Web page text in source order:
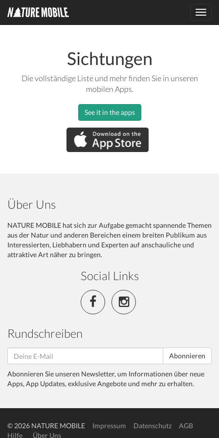
Sichtungen
Die vollständige Liste und mehr finden Sie in unseren
mobilen Apps.
See it in the apps
Über Uns
NATURE MOBILE hat sich zur Aufgabe gemacht spannende Themen
aus der Natur und anderen Bereichen einem breiten Publikum aus
Interessierten, Liebhabern und Experten auf anschauliche und
attraktive Art näher zu bringen.
Social Links
Rundschreiben
Abonnieren
Abonnieren Sie unseren Newsletter, um Informationen über neue
Apps, App Updates, exklusive Angebote und mehr zu erhalten.
© 2026 NATURE MOBILE Impressum Datenschutz
AGB
Hilfe
Über Uns